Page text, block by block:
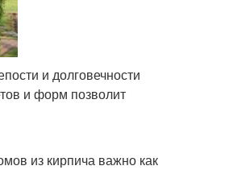
и долговечности
и форм позволит
из кирпича важно как